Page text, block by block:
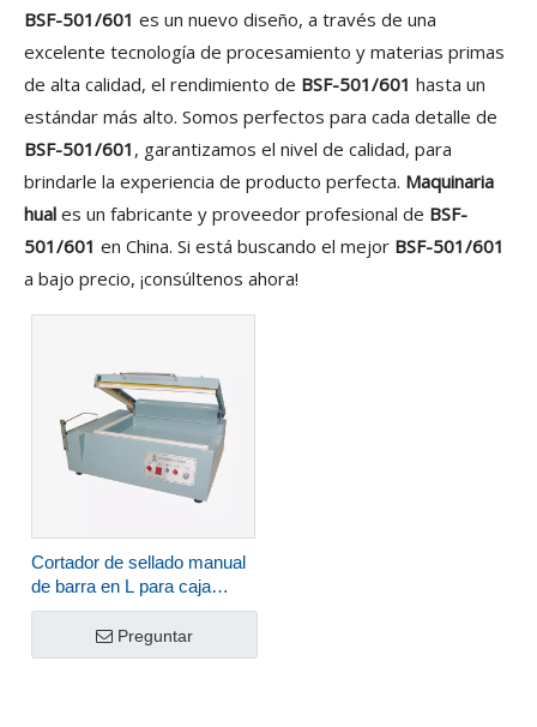
BSF-501/601 es un nuevo diseño, a través de una
excelente tecnología de procesamiento y materias primas
de alta calidad, el rendimiento de BSF-501/601 hasta un
estándar más alto. Somos perfectos para cada detalle de
BSF-501/601 , garantizamos el nivel de calidad, para
brindarle la experiencia de producto perfecta. Maquinaria
hual es un fabricante y proveedor profesional de BSF-
501/601 en China. Si está buscando el mejor BSF-501/601
a bajo precio, ¡consúltenos ahora!
Cortador de sellado manual
de barra en L para caja
pequeña BSF-501/601
Preguntar